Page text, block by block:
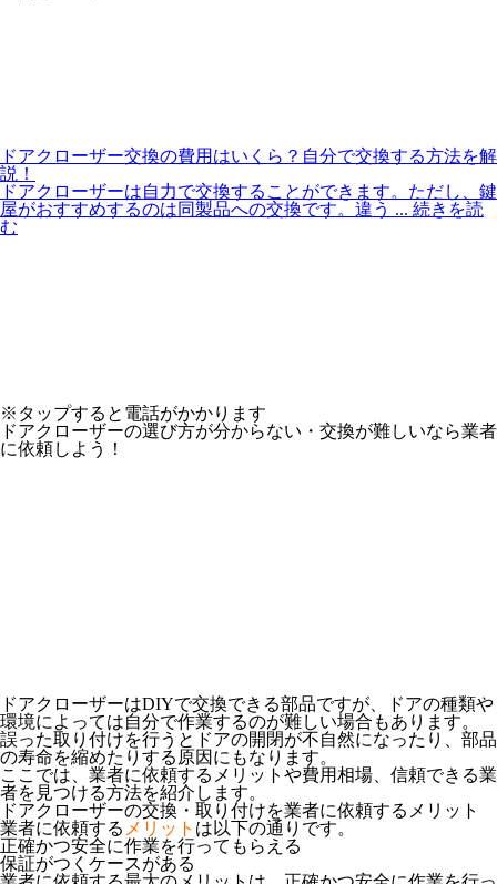
ドアクローザー交換の費用はいくら？自分で交換する方法を解
説！
ドアクローザーは自力で交換することができます。ただし、鍵
屋がおすすめするのは同製品への交換です。違う ... 続きを読
む
※タップすると電話がかかります
ドアクローザーの選び方が分からない・交換が難しいなら業者
に依頼しよう！
ドアクローザーはDIYで交換できる部品ですが、ドアの種類や
環境によっては自分で作業するのが難しい場合もあります。
誤った取り付けを行うとドアの開閉が不自然になったり、部品
の寿命を縮めたりする原因にもなります。
ここでは、業者に依頼するメリットや費用相場、信頼できる業
者を見つける方法を紹介します。
ドアクローザーの交換・取り付けを業者に依頼するメリット
業者に依頼する メリット は以下の通りです。
正確かつ安全に作業を行ってもらえる
保証がつくケースがある